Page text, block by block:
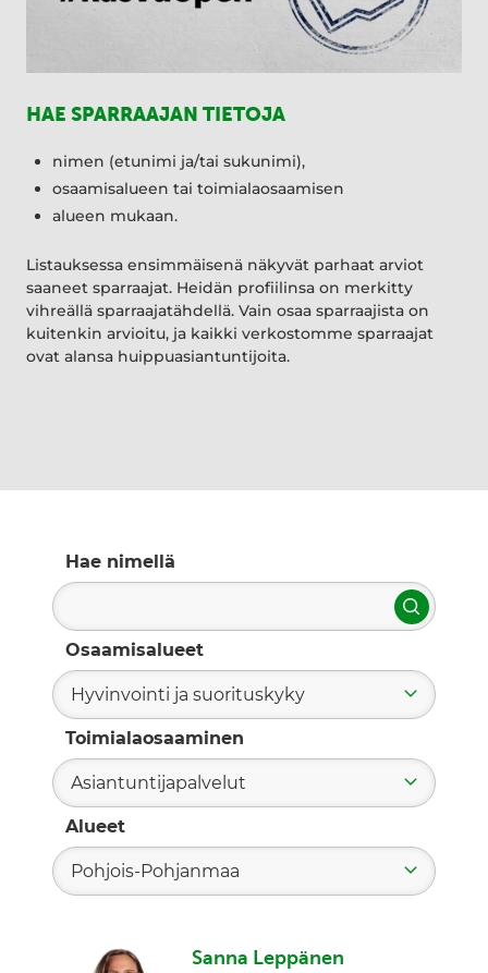
HAE SPARRAAJAN TIETOJA
nimen (etunimi ja/tai sukunimi),
osaamisalueen tai toimialaosaamisen
alueen mukaan.
Listauksessa ensimmäisenä näkyvät parhaat arviot
saaneet sparraajat. Heidän profiilinsa on merkitty
vihreällä sparraajatähdellä. Vain osaa sparraajista on
kuitenkin arvioitu, ja kaikki verkostomme sparraajat
ovat alansa huippuasiantuntijoita.
Hae nimellä
Hae
Osaamisalueet
Hyvinvointi ja suorituskyky
Toimialaosaaminen
Asiantuntijapalvelut
Alueet
Pohjois-Pohjanmaa
Sanna Leppänen